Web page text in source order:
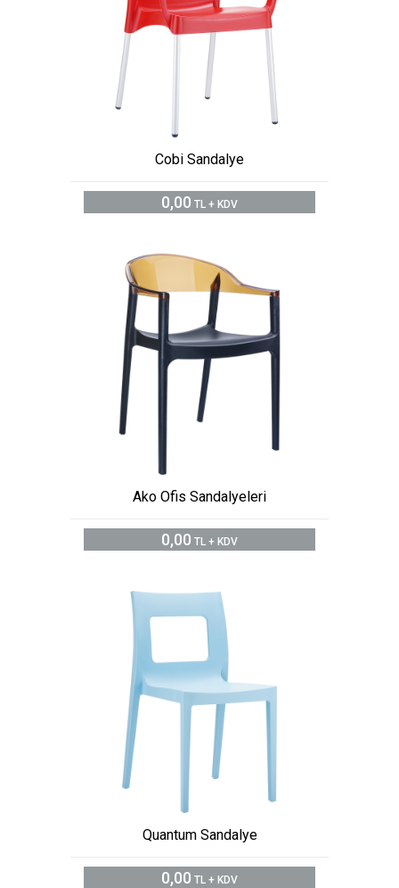
Cobi Sandalye
0,00 TL + KDV
Ako Ofis Sandalyeleri
0,00 TL + KDV
Quantum Sandalye
0,00 TL + KDV